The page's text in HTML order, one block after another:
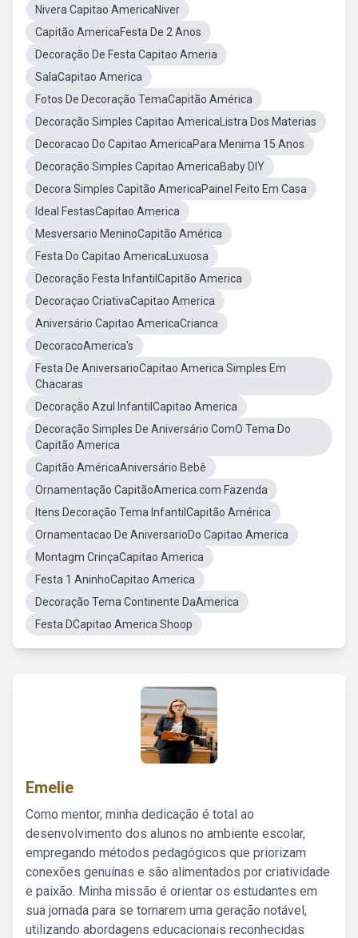
Nivera Capitao AmericaNiver
Capitão AmericaFesta De 2 Anos
Decoração De Festa Capitao Ameria
SalaCapitao America
Fotos De Decoração TemaCapitão América
Decoração Simples Capitao AmericaListra Dos Materias
Decoracao Do Capitao AmericaPara Menima 15 Anos
Decoração Simples Capitao AmericaBaby DIY
Decora Simples Capitão AmericaPainel Feito Em Casa
Ideal FestasCapitao America
Mesversario MeninoCapitão América
Festa Do Capitao AmericaLuxuosa
Decoração Festa InfantilCapitão America
Decoraçao CriativaCapitao America
Aniversário Capitao AmericaCrianca
DecoracoAmerica's
Festa De AniversarioCapitao America Simples Em
Chacaras
Decoração Azul InfantilCapitao America
Decoração Simples De Aniversário ComO Tema Do
Capitão America
Capitão AméricaAniversário Bebê
Ornamentação CapitãoAmerica.com Fazenda
Itens Decoração Tema InfantilCapitão América
Ornamentacao De AniversarioDo Capitao America
Montagm CrinçaCapitao America
Festa 1 AninhoCapitao America
Decoração Tema Continente DaAmerica
Festa DCapitao America Shoop
Emelie
Como mentor, minha dedicação é total ao
desenvolvimento dos alunos no ambiente escolar,
empregando métodos pedagógicos que priorizam
conexões genuínas e são alimentados por criatividade
e paixão. Minha missão é orientar os estudantes em
sua jornada para se tornarem uma geração notável,
utilizando abordagens educacionais reconhecidas